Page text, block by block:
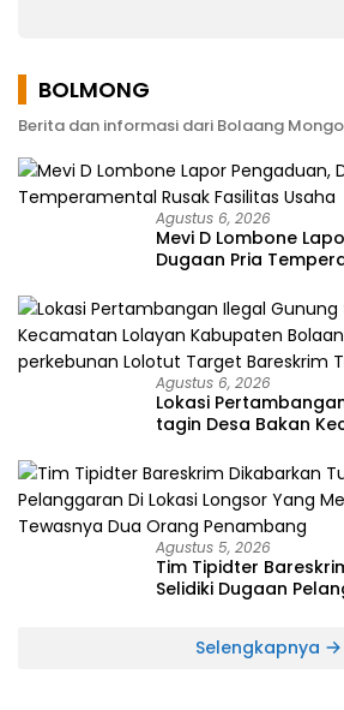
BOLMONG
Berita dan informasi dari Bolaang
Agustus 6, 2026
Mevi D Lombone
Dugaan Pria
Agustus 6, 2026
Lokasi
tagin Desa Bakan
perkebunan Lolotut
TIPEDTER MABES POLRI
Agustus 5, 2026
Tim Tipidter
Selidiki Dugaan
Selengkapnya